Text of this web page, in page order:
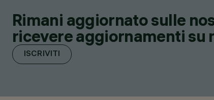
Rimani aggiornato sulle
ricevere aggiornamenti su
ISCRIVITI